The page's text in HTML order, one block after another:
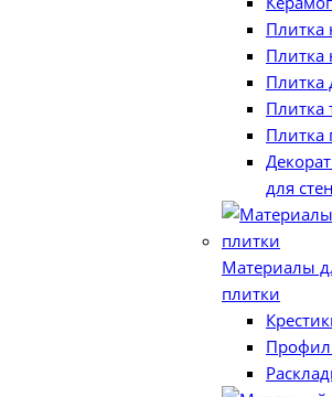
Плитка
Плитка
Плитка
Плитка
Плитка
для
Материалы
плитки